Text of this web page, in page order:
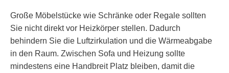
Große Möbelstücke wie Schränke oder Regale sollten
Sie nicht direkt vor Heizkörper stellen. Dadurch
behindern Sie die Luftzirkulation und die Wärmeabgabe
in den Raum. Zwischen Sofa und Heizung sollte
mindestens eine Handbreit Platz bleiben, damit die